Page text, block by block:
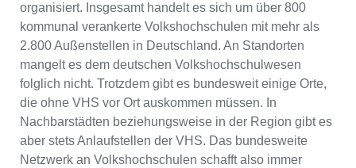
organisiert. Insgesamt handelt es sich um über 800
kommunal verankerte Volkshochschulen mit mehr als
2.800 Außenstellen in Deutschland. An Standorten
mangelt es dem deutschen Volkshochschulwesen
folglich nicht. Trotzdem gibt es bundesweit einige Orte,
die ohne VHS vor Ort auskommen müssen. In
Nachbarstädten beziehungsweise in der Region gibt es
aber stets Anlaufstellen der VHS. Das bundesweite
Netzwerk an Volkshochschulen schafft also immer